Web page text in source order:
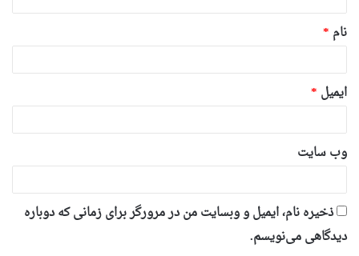
*
نام *
ایمیل *
وب‌ سایت
ذخیره نام، ایمیل و وبسایت من در مرورگر برای زمانی که دوباره
دیدگاهی می‌نویسم.